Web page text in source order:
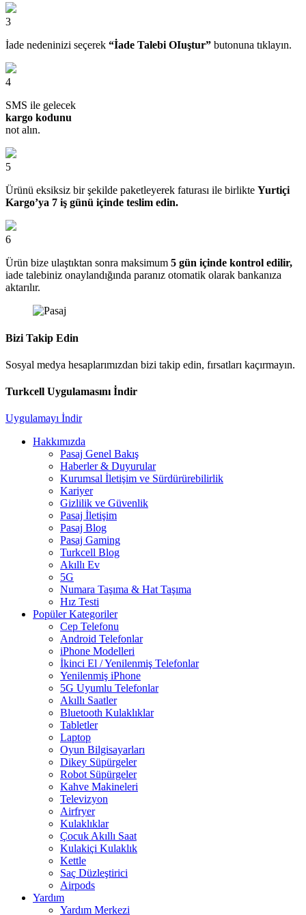
3
İade nedeninizi seçerek “İade Talebi OIuştur” butonuna tıklayın.
4
SMS ile gelecek
kargo kodunu
not alın.
5
Ürünü eksiksiz bir şekilde paketleyerek faturası ile birlikte Yurtiçi
Kargo’ya 7 iş günü içinde teslim edin.
6
Ürün bize ulaştıktan sonra maksimum 5 gün içinde kontrol edilir,
iade talebiniz onaylandığında paranız otomatik olarak bankanıza
aktarılır.
Bizi Takip Edin
Sosyal medya hesaplarımızdan bizi takip edin, fırsatları kaçırmayın.
Turkcell Uygulamasını İndir
Uygulamayı İndir
Hakkımızda
Pasaj Genel Bakış
Haberler & Duyurular
Kurumsal İletişim ve Sürdürürebilirlik
Kariyer
Gizlilik ve Güvenlik
Pasaj İletişim
Pasaj Blog
Pasaj Gaming
Turkcell Blog
Akıllı Ev
5G
Numara Taşıma & Hat Taşıma
Hız Testi
Popüler Kategoriler
Cep Telefonu
Android Telefonlar
iPhone Modelleri
İkinci El / Yenilenmiş Telefonlar
Yenilenmiş iPhone
5G Uyumlu Telefonlar
Akıllı Saatler
Bluetooth Kulaklıklar
Tabletler
Laptop
Oyun Bilgisayarları
Dikey Süpürgeler
Robot Süpürgeler
Kahve Makineleri
Televizyon
Airfryer
Kulaklıklar
Çocuk Akıllı Saat
Kulakiçi Kulaklık
Kettle
Saç Düzleştirici
Airpods
Yardım
Yardım Merkezi